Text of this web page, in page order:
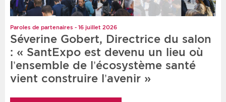
Paroles de partenaires - 16 juillet 2026
Séverine Gobert, Directrice du salon
: « SantExpo est devenu un lieu où
l’ensemble de l’écosystème santé
vient construire l’avenir »